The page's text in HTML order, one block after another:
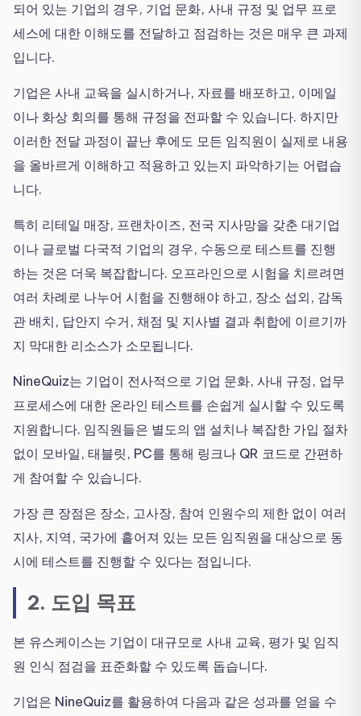
되어 있는 기업의 경우, 기업 문화, 사내 규정 및 업무 프로
세스에 대한 이해도를 전달하고 점검하는 것은 매우 큰 과제
입니다.
기업은 사내 교육을 실시하거나, 자료를 배포하고, 이메일
이나 화상 회의를 통해 규정을 전파할 수 있습니다. 하지만
이러한 전달 과정이 끝난 후에도 모든 임직원이 실제로 내용
을 올바르게 이해하고 적용하고 있는지 파악하기는 어렵습
니다.
특히 리테일 매장, 프랜차이즈, 전국 지사망을 갖춘 대기업
이나 글로벌 다국적 기업의 경우, 수동으로 테스트를 진행
하는 것은 더욱 복잡합니다. 오프라인으로 시험을 치르려면
여러 차례로 나누어 시험을 진행해야 하고, 장소 섭외, 감독
관 배치, 답안지 수거, 채점 및 지사별 결과 취합에 이르기까
지 막대한 리소스가 소모됩니다.
NineQuiz는 기업이 전사적으로 기업 문화, 사내 규정, 업무
프로세스에 대한 온라인 테스트를 손쉽게 실시할 수 있도록
지원합니다. 임직원들은 별도의 앱 설치나 복잡한 가입 절차
없이 모바일, 태블릿, PC를 통해 링크나 QR 코드로 간편하
게 참여할 수 있습니다.
가장 큰 장점은 장소, 고사장, 참여 인원수의 제한 없이 여러
지사, 지역, 국가에 흩어져 있는 모든 임직원을 대상으로 동
시에 테스트를 진행할 수 있다는 점입니다.
2. 도입 목표
본 유스케이스는 기업이 대규모로 사내 교육, 평가 및 임직
원 인식 점검을 표준화할 수 있도록 돕습니다.
기업은 NineQuiz를 활용하여 다음과 같은 성과를 얻을 수